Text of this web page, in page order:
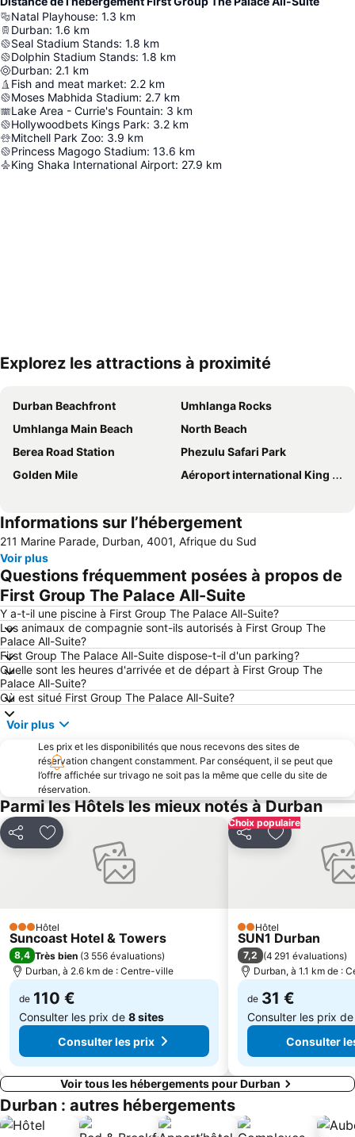
Natal Playhouse: 1.3 km
Durban: 1.6 km
Seal Stadium Stands: 1.8 km
Dolphin Stadium Stands: 1.8 km
Durban: 2.1 km
Fish and meat market: 2.2 km
Moses Mabhida Stadium: 2.7 km
Lake Area - Currie's Fountain: 3 km
Hollywoodbets Kings Park: 3.2 km
Mitchell Park Zoo: 3.9 km
Princess Magogo Stadium: 13.6 km
King Shaka International Airport: 27.9 km
Explorez les attractions à proximité
Durban Beachfront
Umhlanga Rocks
Umhlanga Main Beach
North Beach
Berea Road Station
Phezulu Safari Park
Golden Mile
Aéroport international King Shaka
Informations sur l’hébergement
211 Marine Parade, Durban, 4001, Afrique du Sud
Voir plus
Questions fréquemment posées à propos de
First Group The Palace All-Suite
Y a-t-il une piscine à First Group The Palace All-Suite?
Les animaux de compagnie sont-ils autorisés à First Group The
Palace All-Suite?
First Group The Palace All-Suite dispose-t-il d'un parking?
Quelle sont les heures d'arrivée et de départ à First Group The
Palace All-Suite?
Où est situé First Group The Palace All-Suite?
Voir plus
Les prix et les disponibilités que nous recevons des sites de
réservation changent constamment. Par conséquent, il se peut que
l’offre affichée sur trivago ne soit pas la même que celle du site de
réservation.
Parmi les Hôtels les mieux notés à Durban
PartagerAjouter à mes favoris
3 Étoiles
Hôtel
Suncoast Hotel & Towers
8,4 Très bien (3 556 évaluations)
Durban, à 2.6 km de : Centre-ville
de 110 €
Consulter les prix de 8 sites
Consulter les prix
Choix populaire
PartagerAjouter à
2 Étoiles
Hôtel
SUN1 Durban
7,2 (4 291 évaluations)
Durban, à 1.1 km de :
de 31 €
Consulter les prix
Consulter
Voir tous les hébergements pour Durban
Durban : autres hébergements